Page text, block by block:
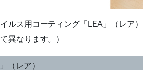
ルス用コーティング「LEA」（レア
異なります。）
（レア）